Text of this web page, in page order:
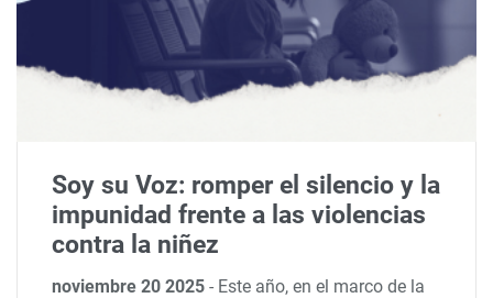
Soy su Voz: romper el silencio y la
impunidad frente a las violencias
contra la niñez
noviembre 20 2025- Este año, en el marco de la